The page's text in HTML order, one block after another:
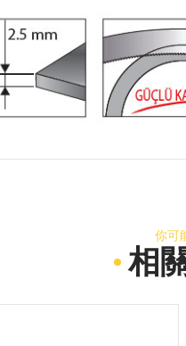
你可
相